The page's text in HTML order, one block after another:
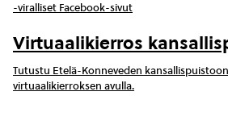
-viralliset Facebook-sivut
Virtuaalikierros
Tutustu Etelä-Konneveden
virtuaalikierroksen avulla.